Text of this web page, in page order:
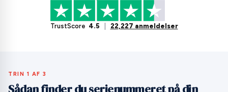
TrustScore 4.5 22,227 anmeldelser
TRIN 1 AF 3
Sådan finder du serienummeret på din